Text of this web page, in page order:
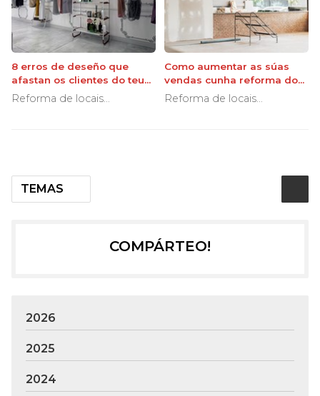
TEMAS
8 erros de deseño que
afastan os clientes do teu
negocio
Reforma de locais
Como aumentar as súas
vendas cunha reforma do
local comercial
Reforma de locais
COMPÁRTEO!
2026
2025
2024